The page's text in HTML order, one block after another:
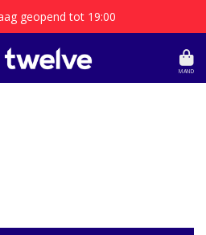
geopend tot 19:00
MAND